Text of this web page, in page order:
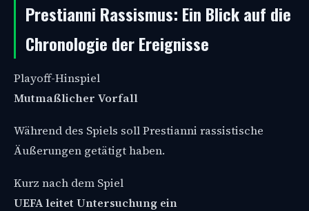
Prestianni Rassismus: Ein Blick auf die
Chronologie der Ereignisse
Playoff-Hinspiel
Mutmaßlicher Vorfall
Während des Spiels soll Prestianni rassistische
Äußerungen getätigt haben.
Kurz nach dem Spiel
UEFA leitet Untersuchung ein